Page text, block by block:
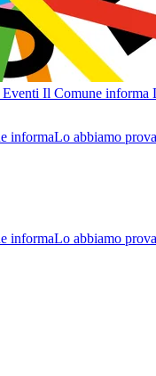
Eventi Il Comune informa
informaLo abbiamo
informaLo abbiamo